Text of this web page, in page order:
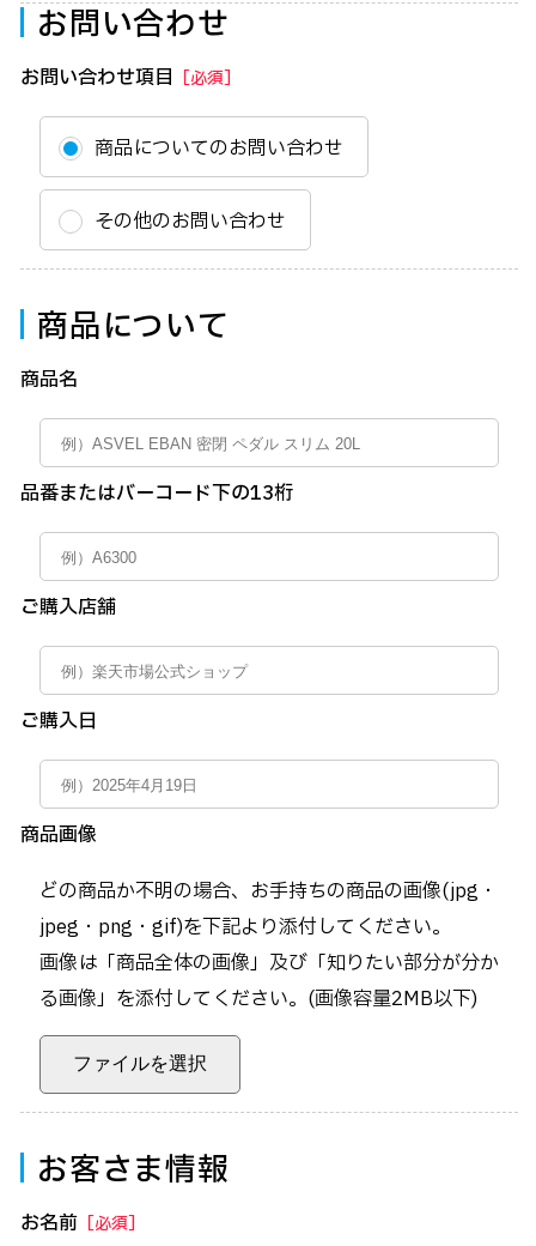
お問い合わせ
お問い合わせ項目 ［必須］
商品についてのお問い合わせ
その他のお問い合わせ
商品について
商品名
品番またはバーコード下の13桁
ご購入店舗
ご購入日
商品画像
どの商品か不明の場合、お手持ちの商品の画像(jpg・
jpeg・png・gif)を下記より添付してください。
画像は「商品全体の画像」及び「知りたい部分が分か
る画像」を添付してください。(画像容量2MB以下)
ファイルを選択
お客さま情報
お名前 ［必須］